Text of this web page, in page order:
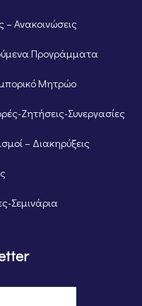
– Ανακοινώσεις
Προγράμματα
Μητρώο
Ζητήσεις-Συνεργασίες
– Διακηρύξεις
Σεμινάρια